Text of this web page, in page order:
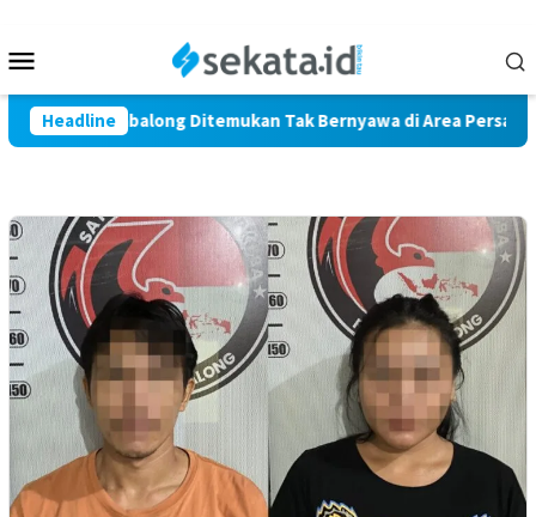
konten
Mobile
Headline
Marindi Tabalong Ditemukan Tak Bernyawa di Area